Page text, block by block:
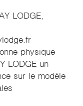
LODGE,
physique
LODGE un
sur le modèle